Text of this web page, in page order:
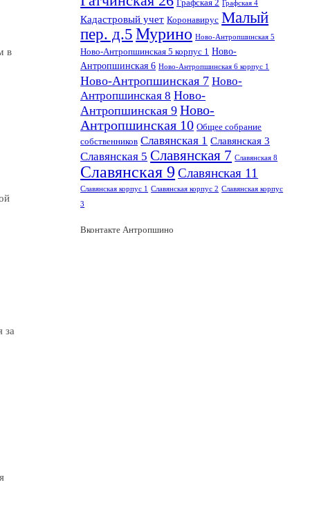
в
за
Графская 2 Графская 4
Кадастровый учет Коронавирус Малый
пер. д.5Мурино Ново-Антропшинская 5
Ново-Антропшинская 5 корпус 1 Ново-
Антропшинская 6 Ново-Антропшинская 6 корпус 1
Ново-Антропшинская 7 Ново-
Антропшинская 8 Ново-
Антропшинская 9 Ново-
Антропшинская 10 Общее собрание
собственников Славянская 1 Славянская 3
Славянская 5 Славянская 7 Славянская 8
Славянская 9 Славянская 11
Славянская корпус 1 Славянская корпус 2 Славянская корпус
3
Вконтакте Антропшино